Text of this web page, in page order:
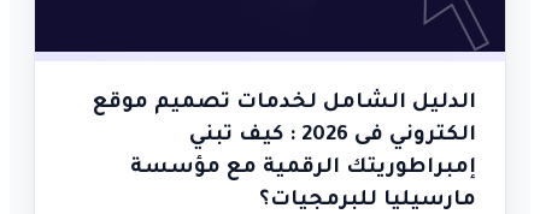
الدليل الشامل لخدمات تصميم موقع
الكتروني فى 2026 : كيف تبني
إمبراطوريتك الرقمية مع مؤسسة
مارسيليا للبرمجيات؟